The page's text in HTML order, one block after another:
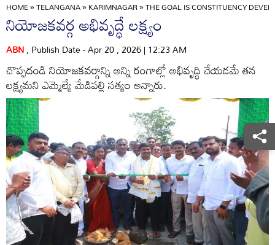
HOME»TELANGANA»KARIMNAGAR»THE GOAL IS CONSTITUENCY
నియోజకవర్గ అభివృద్ధే లక్ష్యం
ABN, Publish Date - Apr 20 , 2026 | 12:23 AM
చొప్పదండి నియోజకవర్గాన్ని అన్ని రంగాల్లో అభివృద్ధి చేయడమే తన
లక్ష్యమని ఎమ్మెల్యే మేడిపల్లి సత్యం అన్నారు.